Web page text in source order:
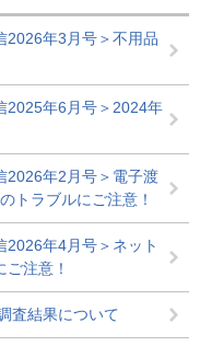
2026年3月号＞不用品
2025年6月号＞2024年
2026年2月号＞電子渡
トラブルにご注意！
2026年4月号＞ネット
注意！
査結果について